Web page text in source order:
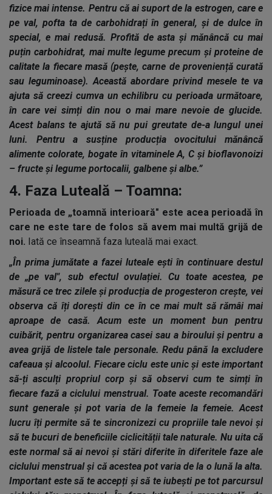
fizice mai intense. Pentru că ai suport de la estrogen, care e
pe val, pofta ta de carbohidrați în general, și de dulce în
special, e mai redusă. Profită de asta și mănâncă cu mai
puțin carbohidrat, mai multe legume precum și proteine de
calitate la fiecare masă (pește, carne de proveniență curată
sau leguminoase). Această abordare privind mesele te va
ajuta să creezi cumva un echilibru cu perioada următoare,
în care vei simți din nou o mai mare nevoie de glucide.
Acest balans te ajută să nu pui greutate de-a lungul unei
luni. Pentru a susține producția ovocitului mănâncă
alimente colorate, bogate în vitaminele A, C și bioflavonoizi
– fructe și legume portocalii, galbene și albe.”
4. Faza Luteală – Toamna:
Perioada de „toamnă interioară" este acea perioadă în
care ne este tare de folos să avem mai multă grijă de
noi. Iată ce înseamnă faza luteală mai exact.
„În prima jumătate a fazei luteale ești în continuare destul
de „pe val", sub efectul ovulației. Cu toate acestea, pe
măsură ce trec zilele și producția de progesteron crește, vei
observa că îți dorești din ce în ce mai mult să rămâi mai
aproape de casă. Acum este un moment bun pentru
cuibărit, pentru organizarea casei sau a biroului și pentru a
avea grijă de listele tale personale. Redu până la excludere
cafeaua și alcoolul. Fiecare ciclu este unic și este important
să-ți asculți propriul corp și să observi cum te simți în
fiecare fază a ciclului menstrual. Toate aceste recomandări
sunt generale și pot varia de la femeie la femeie. Acest
lucru îți permite să te sincronizezi cu propriile tale nevoi și
să te bucuri de beneficiile ciclicității tale naturale. Nu uita că
este normal să ai nevoi și stări diferite în diferitele faze ale
ciclului menstrual și că acestea pot varia de la o lună la alta.
Important este să te accepți și să te iubești pe tot parcursul